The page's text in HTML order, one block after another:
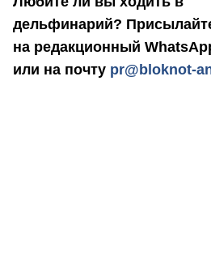
дельфинарий?
на редакционный
или на почту pr@bloknot-